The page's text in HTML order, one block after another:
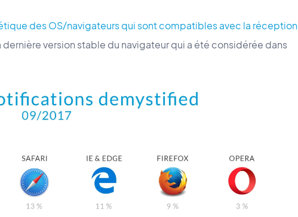
des OS/navigateurs qui sont compatibles avec la réception
dernière version stable du navigateur qui a été considérée dans